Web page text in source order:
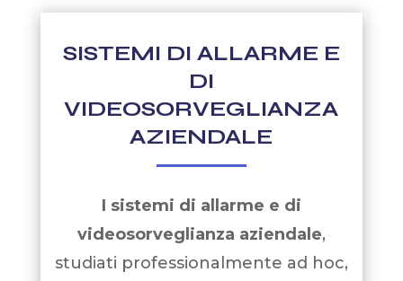
SISTEMI DI ALLARME E
DI
VIDEOSORVEGLIANZA
AZIENDALE
I sistemi di allarme e di
videosorveglianza aziendale,
studiati professionalmente ad hoc,